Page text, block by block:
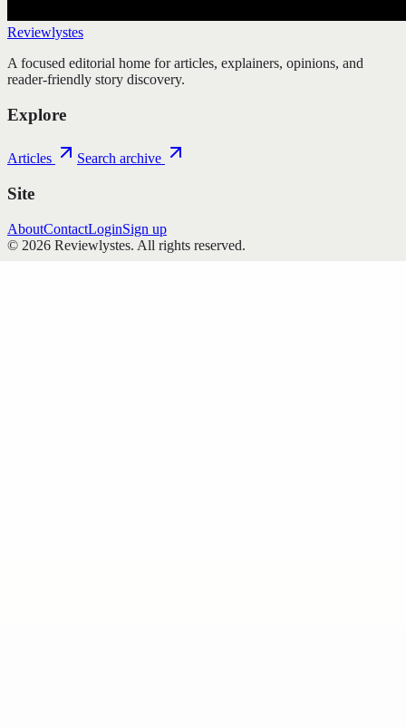
Reviewlystes
A focused editorial home for articles, explainers, opinions, and
reader-friendly story discovery.
Explore
Articles Search archive
Site
AboutContactLoginSign up
© 2026 Reviewlystes. All rights reserved.